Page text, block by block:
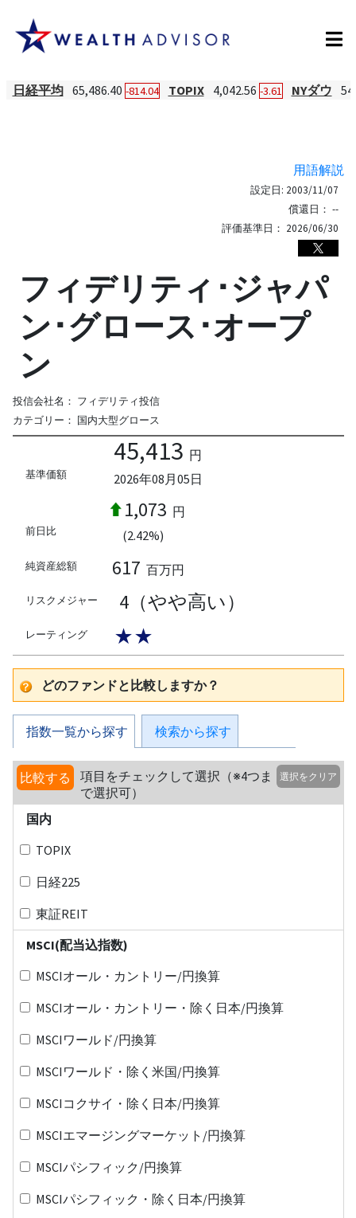
日経平均 65,486.40 -814.04 TOPIX 4,042.56 -3.61 NYダウ
用語解説
設定日: 2003/11/07
償還日： --
評価基準日： 2026/06/30
フィデリティ･ジャパ
ン･グロース･オープ
ン
投信会社名： フィデリティ投信
カテゴリー： 国内大型グロース
基準価額
45,413 円
2026年08月05日
前日比
1,073 円
(2.42%)
純資産総額 617 百万円
リスクメジャー 4（やや高い）
レーティング ★★
どのファンドと比較しますか？
指数一覧から探す 検索から探す
比較する
項目をチェックして選択（※4つま
で選択可）
選択をクリア
国内
TOPIX
日経225
東証REIT
MSCI(配当込指数)
MSCIオール・カントリー/円換算
MSCIオール・カントリー・除く日本/円換算
MSCIワールド/円換算
MSCIワールド・除く米国/円換算
MSCIコクサイ・除く日本/円換算
MSCIエマージングマーケット/円換算
MSCIパシフィック/円換算
MSCIパシフィック・除く日本/円換算